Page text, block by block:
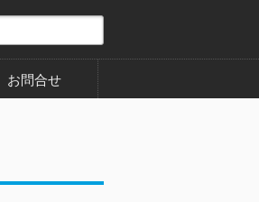
お問合せ